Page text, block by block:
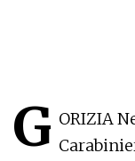
G ORIZIA